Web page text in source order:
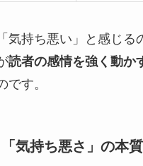
「気持ち悪い」と感じる
読者の感情を強く動か
です。
気持ち悪さ」の本